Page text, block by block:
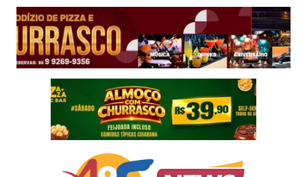
para
conteúdo